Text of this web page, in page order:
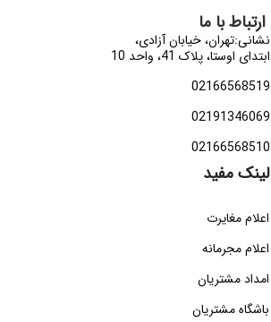
ارتباط با ما
نشانی:تهران، خیابان آزادی،
ابتدای اوستا، پلاک 41، واحد 10
02166568519
02191346069
02166568510
لینک مفید
اعلام مغایرت
اعلام مجرمانه
امداد مشتریان
باشگاه مشتریان